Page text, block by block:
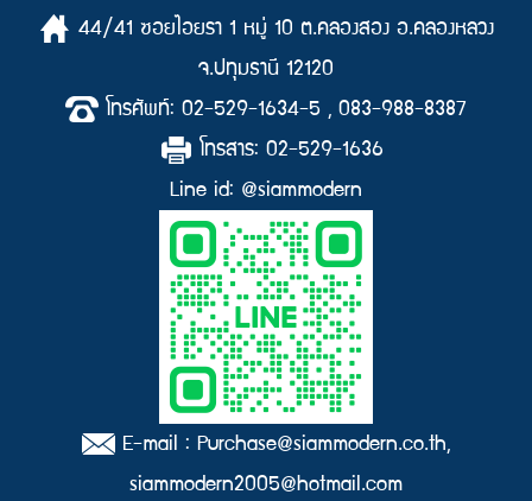
44/41 ซอยไอยรา 1 หมู่ 10 ต.คลองสอง อ.คลองหลวง
จ.ปทุมธานี 12120
โทรศัพท์: 02-529-1634-5 , 083-988-8387
โทรสาร: 02-529-1636
Line id: @siammodern
E-mail : Purchase@siammodern.co.th,
siammodern2005@hotmail.com